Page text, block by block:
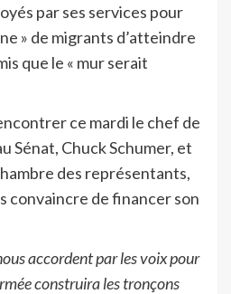
par ses services pour
» de migrants d’atteindre
que le « mur serait
ce mardi le chef de
Sénat, Chuck Schumer, et
des représentants,
convaincre de financer son
accordent par les voix pour
construira les tronçons